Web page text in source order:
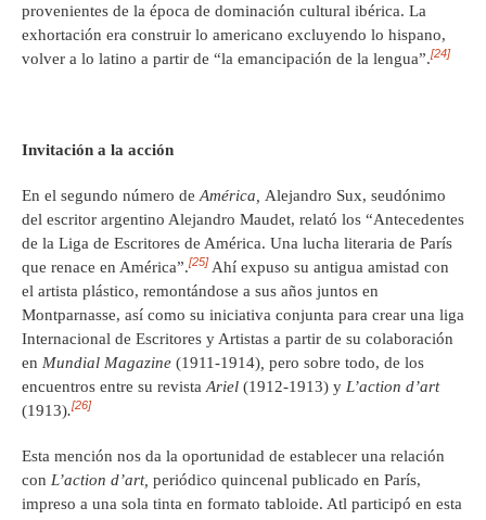
provenientes de la época de dominación cultural ibérica. La
exhortación era construir lo americano excluyendo lo hispano,
volver a lo latino a partir de “la emancipación de la lengua”.[24]
Invitación a la acción
En el segundo número de América, Alejandro Sux, seudónimo
del escritor argentino Alejandro Maudet, relató los “Antecedentes
de la Liga de Escritores de América. Una lucha literaria de París
que renace en América”.[25] Ahí expuso su antigua amistad con
el artista plástico, remontándose a sus años juntos en
Montparnasse, así como su iniciativa conjunta para crear una liga
Internacional de Escritores y Artistas a partir de su colaboración
en Mundial Magazine (1911-1914) pero sobre todo, de los
encuentros entre su revista Ariel (1912-1913) y L’action d’art
(1913).[26]
Esta mención nos da la oportunidad de establecer una relación
con L’action d’art, periódico quincenal publicado en París,
impreso a una sola tinta en formato tabloide. Atl participó en esta